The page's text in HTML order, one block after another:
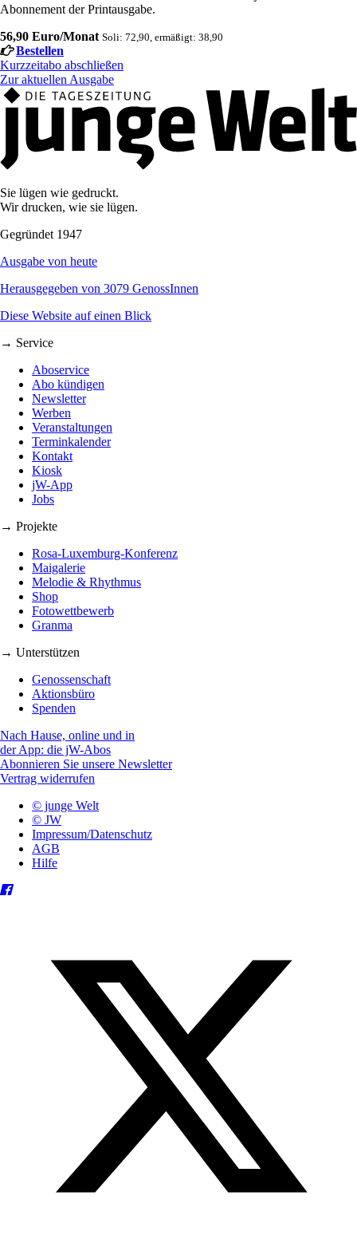
Abonnement der Printausgabe.
56,90 Euro/Monat Soli: 72,90, ermäßigt: 38,90
Bestellen
Kurzzeitabo abschließen
Zur aktuellen Ausgabe
Sie lügen wie gedruckt.
Wir drucken, wie sie lügen.
Gegründet 1947
Ausgabe von heute
Herausgegeben von 3079 GenossInnen
Diese Website auf einen Blick
→ Service
Aboservice
Abo kündigen
Newsletter
Werben
Veranstaltungen
Terminkalender
Kontakt
Kiosk
jW-App
Jobs
→ Projekte
Rosa-Luxemburg-Konferenz
Maigalerie
Melodie & Rhythmus
Shop
Fotowettbewerb
Granma
→ Unterstützen
Genossenschaft
Aktionsbüro
Spenden
Nach Hause, online und in
der App: die jW-Abos
Abonnieren Sie unsere Newsletter
Vertrag widerrufen
© junge Welt
© JW
Impressum/Datenschutz
AGB
Hilfe